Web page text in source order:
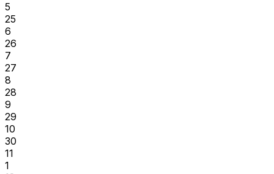
5
25
6
26
7
27
8
28
9
29
10
30
11
1